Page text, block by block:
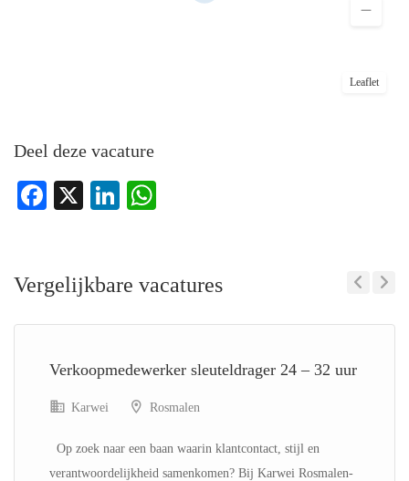
Leaflet
Deel deze vacature
Facebook
X LinkedIn
Vergelijkbare vacatures
Verkoopmedewerker sleuteldrager 24 – 32 uur
Karwei Rosmalen
Op zoek naar een baan waarin klantcontact, stijl en
verantwoordelijkheid samenkomen? Bij Karwei Rosmalen-